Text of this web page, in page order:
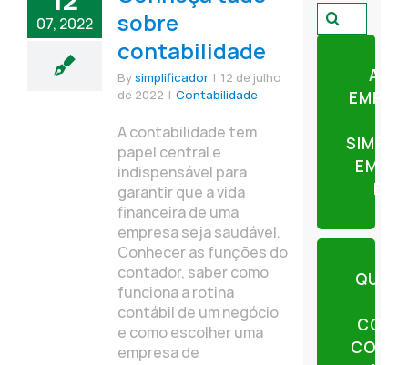
07, 2022
sobre
contabilidade
Bysimplificador | 12 de julho
de 2022 | Contabilidade
A contabilidade tem
papel central e
indispensável para
garantir que a vida
financeira de uma
empresa seja saudável.
Conhecer as funções do
contador, saber como
funciona a rotina
contábil de um negócio
e como escolher uma
empresa de
Pesquisar
por:
EM
QUER